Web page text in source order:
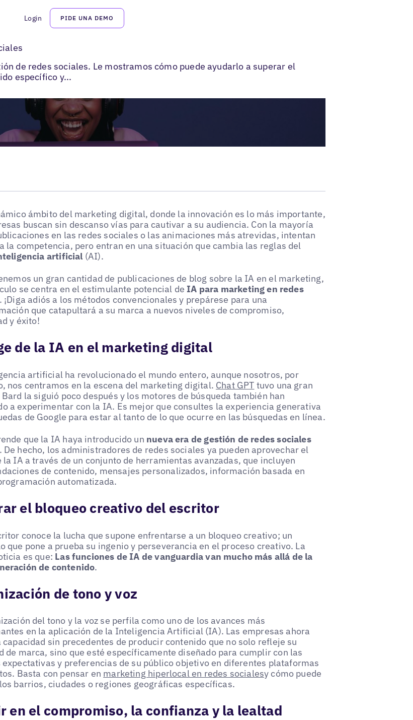
Login PIDE UNA DEMO
gestión de redes sociales
de redes sociales. Le mostramos cómo puede ayudarlo a superar el
específico y...
ámbito del marketing digital, donde la innovación es lo más importante,
buscan sin descanso vías para cautivar a su audiencia. Con la mayoría
en las redes sociales o las animaciones más atrevidas, intentan
la competencia, pero entran en una situación que cambia las reglas del
artificial (AI).
un gran cantidad de publicaciones de blog sobre la IA en el marketing,
se centra en el estimulante potencial de IA para marketing en redes
¡Diga adiós a los métodos convencionales y prepárese para una
que catapultará a su marca a nuevos niveles de compromiso,
y éxito!
de la IA en el marketing digital
artificial ha revolucionado el mundo entero, aunque nosotros, por
nos centramos en la escena del marketing digital. Chat GPT tuvo una gran
la siguió poco después y los motores de búsqueda también han
a experimentar con la IA. Es mejor que consultes la experiencia generativa
de Google para estar al tanto de lo que ocurre en las búsquedas en línea.
que la IA haya introducido un nueva era de gestión de redes sociales
De hecho, los administradores de redes sociales ya pueden aprovechar el
la IA a través de un conjunto de herramientas avanzadas, que incluyen
de contenido, mensajes personalizados, información basada en
automatizada.
el bloqueo creativo del escritor
conoce la lucha que supone enfrentarse a un bloqueo creativo; un
que pone a prueba su ingenio y perseverancia en el proceso creativo. La
es que: Las funciones de IA de vanguardia van mucho más allá de la
de contenido.
de tono y voz
del tono y la voz se perfila como uno de los avances más
en la aplicación de la Inteligencia Artificial (IA). Las empresas ahora
sin precedentes de producir contenido que no solo refleje su
de marca, sino que esté específicamente diseñado para cumplir con las
expectativas y preferencias de su público objetivo en diferentes plataformas
Basta con pensar en marketing hiperlocal en redes socialesy cómo puede
barrios, ciudades o regiones geográficas específicas.
en el compromiso, la confianza y la lealtad